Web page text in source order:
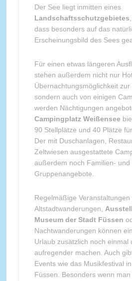
Der See liegt inmitten eines
Landschaftsschutzgebietes
dass besonders auf das
Erscheinungsbild des Sees
Für einen etwas längeren
stehen außerdem nicht nur
Übernachtungsmöglichkeit zur
sondern auch von einigen
werden Nächtigungen
Campingplatz Weißensee
90 Stellplätze und 40 Plätze
Der mit Duschanlagen,
Zeltwiesen ausgestattete
außerdem noch Familien- und
Gruppenangebote.
Regelmäßige Veranstaltungen
Altstadtwanderungen,
Museum der Stadt Füssen
Nachtwanderungen können
Urlaub zusätzlich noch einmal
aufregender machen. Auch
Events wie das Musikfestival
Füssen. Besonders wenn